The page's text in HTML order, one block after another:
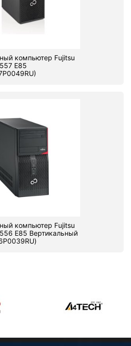
компьютер Fujitsu
E85
компьютер Fujitsu
E85 Вертикальный